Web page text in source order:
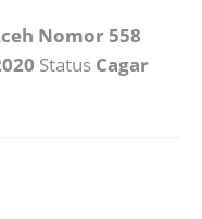
Nomor 558
Status Cagar